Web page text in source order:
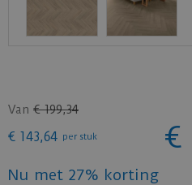
Van € 199,34
€ 143,64 per stuk €
Nu met 27% korting